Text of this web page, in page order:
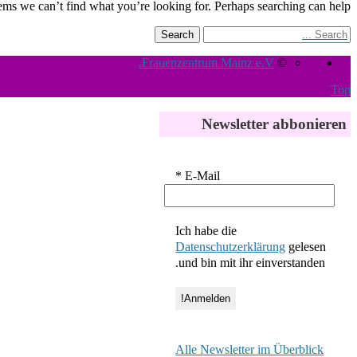
we can’t find what you’re looking for. Perhaps searching can help.
©
Frauenzentrum Mainz e.V.
Top
Newsletter abbonieren
E-Mail
*
Ich habe die
Datenschutzerklärung gelesen
und bin mit ihr einverstanden.
Alle Newsletter im Überblick